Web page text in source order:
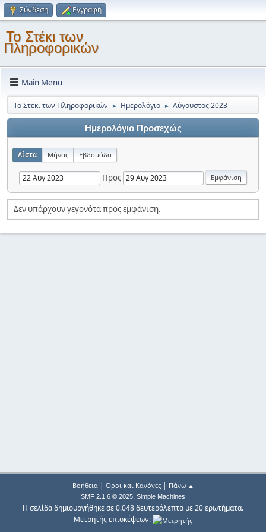
Σύνδεση Εγγραφή
Το Στέκι των
Πληροφορικών
Main Menu
Το Στέκι των Πληροφορικών ► Ημερολόγιο ► Αύγουστος 2023
Ημερολόγιο Προσεχώς
Λίστα Μήνας Εβδομάδα
Προς
Δεν υπάρχουν γεγονότα προς εμφάνιση.
Βοήθεια| Όροι και Κανόνες| Πάνω ▲
SMF 2.1.6 © 2025, Simple Machines
Η σελίδα δημιουργήθηκε σε 0.048 δευτερόλεπτα με 20 ερωτήματα.
Μετρητής επισκέψεων: